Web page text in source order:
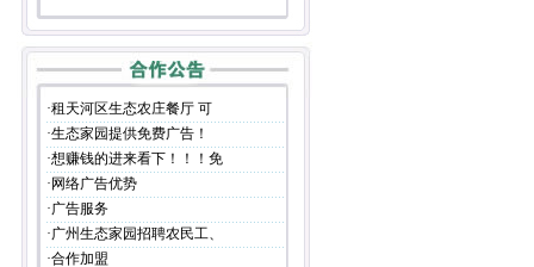
·租天河区生态农庄餐厅 可
·生态家园提供免费广告！
·想赚钱的进来看下！！！免
· 网络广告优势
·广告服务
·广州生态家园招聘农民工、
·合作加盟